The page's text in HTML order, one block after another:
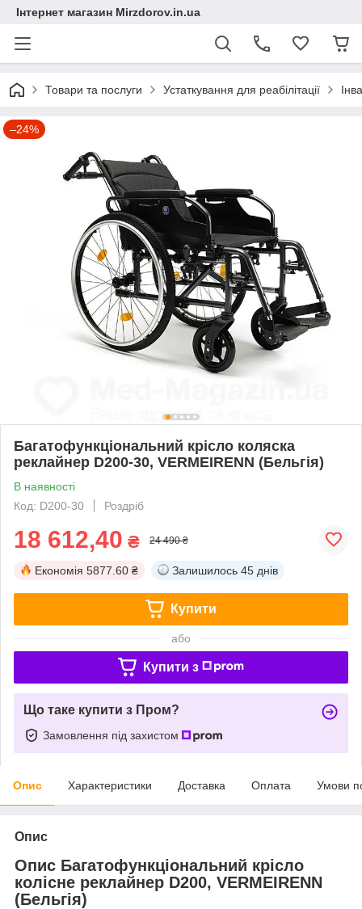
Інтернет магазин Mirzdorov.in.ua
Товари та послуги Устаткування для реабілітації
–24%
Багатофункціональний крісло коляска
реклайнер D200-30, VERMEIRENN (Бельгія)
В наявності
Код: D200-30
Роздріб
18 612,40 ₴ 24 490 ₴
Економія 5877.60 ₴ Залишилось 45 днів
Купити
або
Купити з
Що таке купити з Пром?
Замовлення під захистом
Опис Характеристики Доставка Оплата Умови
Опис
Опис Багатофункціональний крісло
колісне реклайнер D200, VERMEIRENN
(Бельгія)